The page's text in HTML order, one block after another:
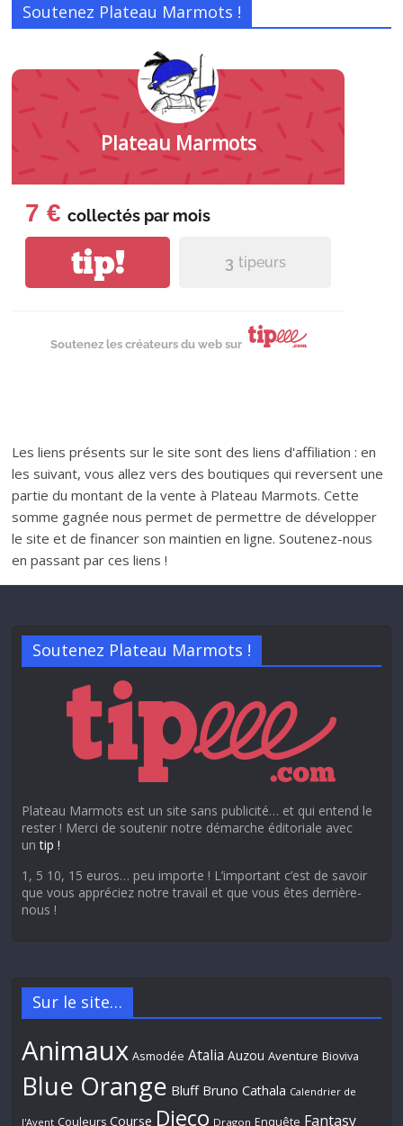
Soutenez Plateau Marmots !
Plateau Marmots
7 € collectés par mois
tip! 3 tipeurs
Soutenez les créateurs du web sur
Les liens présents sur le site sont des liens d'affiliation : en
les suivant, vous allez vers des boutiques qui reversent une
partie du montant de la vente à Plateau Marmots. Cette
somme gagnée nous permet de permettre de développer
le site et de financer son maintien en ligne. Soutenez-nous
en passant par ces liens !
Soutenez Plateau Marmots !
Plateau Marmots est un site sans publicité… et qui entend le
rester ! Merci de soutenir notre démarche éditoriale avec
untip !
1, 5 10, 15 euros… peu importe ! L’important c’est de savoir
que vous appréciez notre travail et que vous êtes derrière-
nous !
Sur le site…
Animaux Asmodée Atalia Auzou Aventure Bioviva
Blue Orange Bluff Bruno Cathala Calendrier de
l'Avent Couleurs Course Djeco Dragon Enquête Fantasy